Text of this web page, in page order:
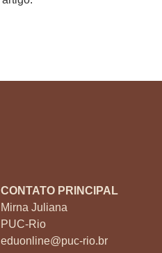
CONTATO PRINCIPAL
Mirna Juliana
PUC-Rio
eduonline@puc-rio.br